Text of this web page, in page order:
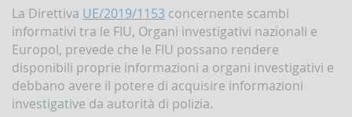
La Direttiva UE/2019/1153 concernente scambi
informativi tra le FIU, Organi investigativi nazionali e
Europol, prevede che le FIU possano rendere
disponibili proprie informazioni a organi investigativi e
debbano avere il potere di acquisire informazioni
investigative da autorità di polizia.